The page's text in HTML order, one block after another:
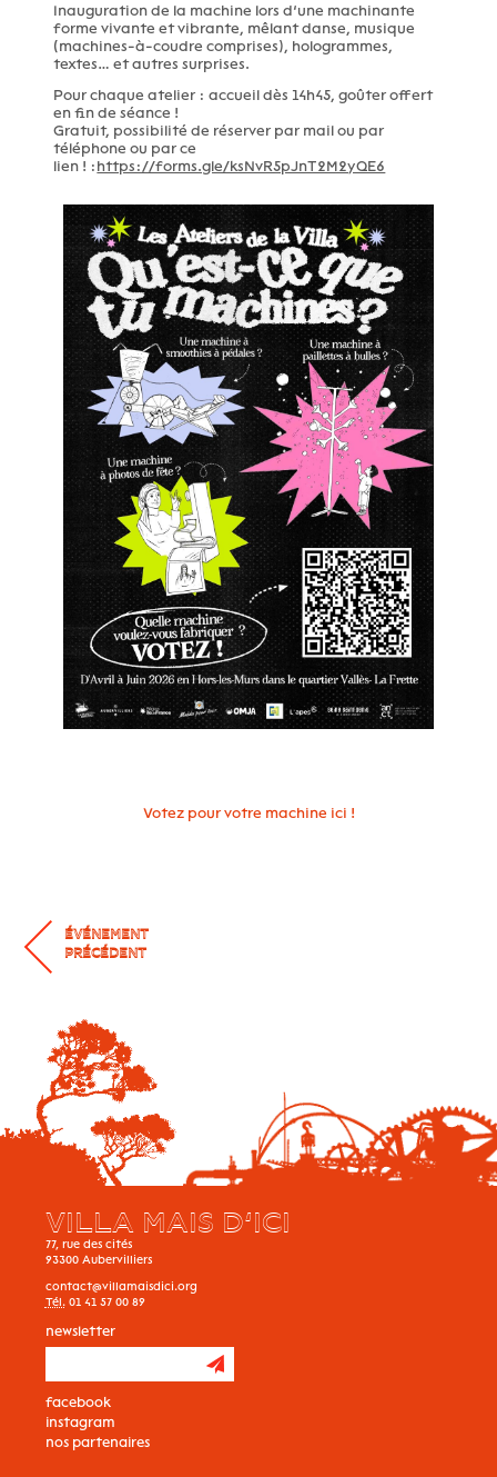
Inauguration de la machine lors d’une machinante
forme vivante et vibrante, mêlant danse, musique
(machines-à-coudre comprises), hologrammes,
textes… et autres surprises.
Pour chaque atelier : accueil dès 14h45, goûter offert
en fin de séance !
Gratuit, possibilité de réserver par mail ou par
téléphone ou par ce
lien ! : https://forms.gle/ksNvR5pJnT2M2yQE6
Votez pour votre machine ici !
ÉVÉNEMENT
PRÉCÉDENT
newsletter
facebook
instagram
nos partenaires
VILLA MAIS D’ICI
77, rue des cités
93300 Aubervilliers
contact@villamaisdici.org
Tél. 01 41 57 00 89